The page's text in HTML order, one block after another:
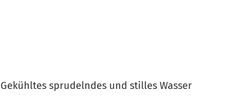
Gekühltes sprudelndes und stilles Wasser